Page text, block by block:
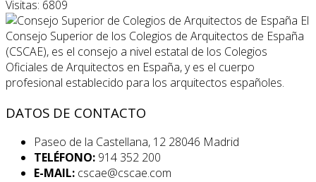
Visitas: 6809
El
Consejo Superior de los Colegios de Arquitectos de España
(CSCAE), es el consejo a nivel estatal de los Colegios
Oficiales de Arquitectos en España, y es el cuerpo
profesional establecido para los arquitectos españoles.
DATOS DE CONTACTO
Paseo de la Castellana, 12 28046 Madrid
TELÉFONO: 914 352 200
E-MAIL: cscae@cscae.com